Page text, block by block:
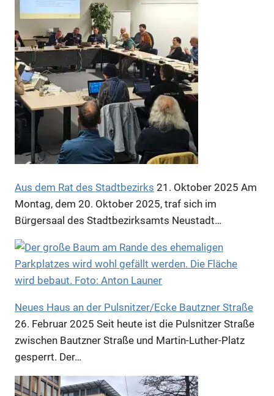
Anzeige
Anzeige
Anzeige
Aus dem Rat des Stadtbezirks 21. Oktober 2025 Am
Montag, dem 20. Oktober 2025, traf sich im
Bürgersaal des Stadtbezirksamts Neustadt…
Neues Haus an der Pulsnitzer/Ecke Bautzner Straße
26. Februar 2025 Seit heute ist die Pulsnitzer Straße
zwischen Bautzner Straße und Martin-Luther-Platz
gesperrt. Der…